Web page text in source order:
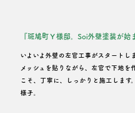
『斑鳩町Ｙ様邸。Soi外壁塗装が始
いよいよ外壁の左官工事がスタートし
メッシュを貼りながら、左官で下地を
こそ、丁寧に、しっかりと施工します
様子。